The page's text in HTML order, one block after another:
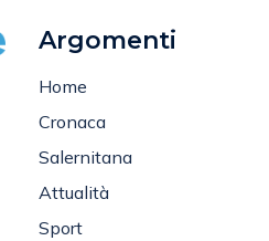
Argomenti
Home
Cronaca
Salernitana
Attualità
Sport